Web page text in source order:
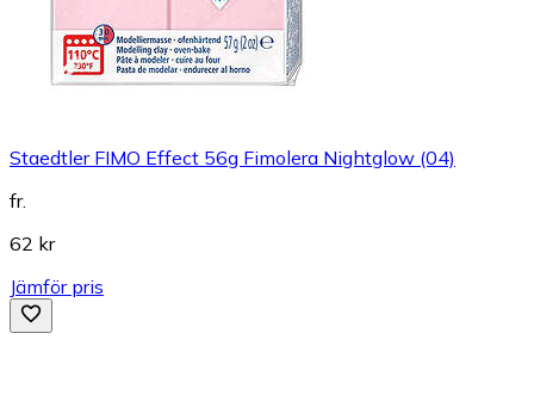
Staedtler FIMO Effect 56g Fimolera Nightglow (04)
fr.
62 kr
Jämför pris